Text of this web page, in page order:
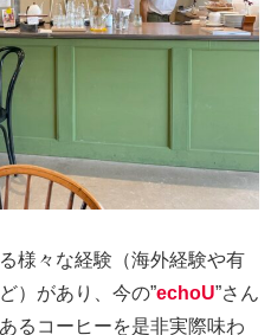
様々な経験（海外経験や有
）があり、今の”echoU”さん
るコーヒーを是非実際味わ